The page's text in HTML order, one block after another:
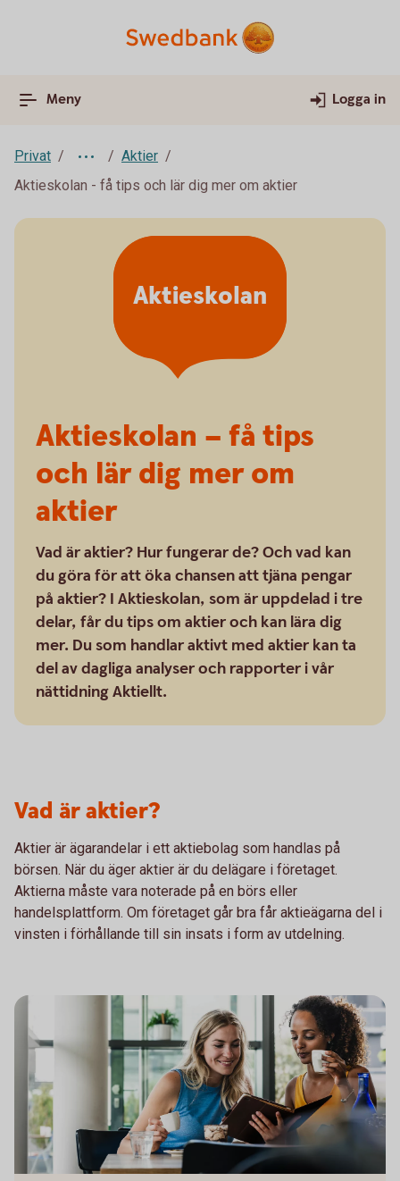
Meny Logga in
Privat
Aktier
Aktieskolan - få tips och lär dig mer om aktier
Aktieskolan
Aktieskolan – få tips
och lär dig mer om
aktier
Vad är aktier? Hur fungerar de? Och vad kan
du göra för att öka chansen att tjäna pengar
på aktier? I Aktieskolan, som är uppdelad i tre
delar, får du tips om aktier och kan lära dig
mer. Du som handlar aktivt med aktier kan ta
del av dagliga analyser och rapporter i vår
nättidning Aktiellt.
Vad är aktier?
Aktier är ägarandelar i ett aktiebolag som handlas på
börsen. När du äger aktier är du delägare i företaget.
Aktierna måste vara noterade på en börs eller
handelsplattform. Om företaget går bra får aktieägarna del i
vinsten i förhållande till sin insats i form av utdelning.